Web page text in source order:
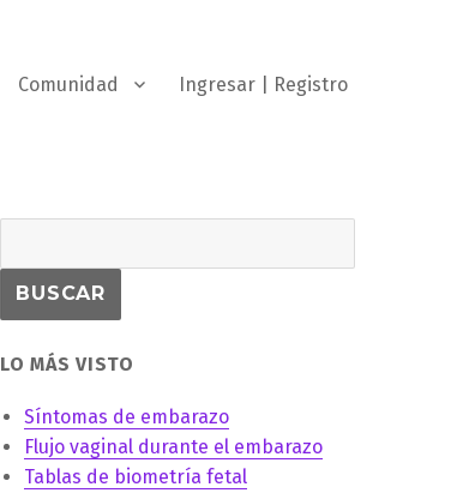
Comunidad Ingresar | Registro
LO MÁS VISTO
Síntomas de embarazo
Flujo vaginal durante el embarazo
Tablas de biometría fetal